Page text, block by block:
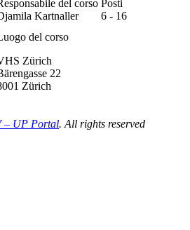
del corso
Kartnaller
Posti
6 - 16
del corso
Zürich
22
Zürich
– UP Portal. All rights reserved